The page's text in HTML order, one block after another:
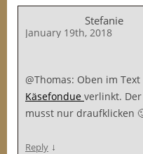
Stefanie
January 19th, 2018
@Thomas: Oben im
Käsefondue verlinkt.
musst nur draufklicken
Reply ↓